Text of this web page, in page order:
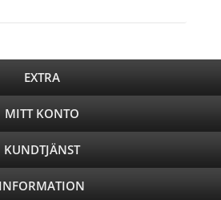
EXTRA
MITT KONTO
KUNDTJÄNST
INFORMATION